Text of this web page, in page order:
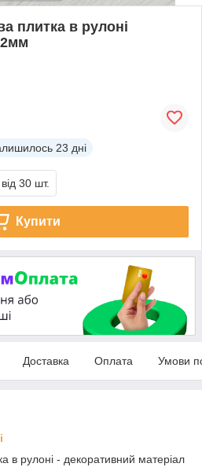
плитка в рулоні
23 дні
від 30 шт.
Купити
Доставка Оплата Умови
в рулоні - декоративний матеріал